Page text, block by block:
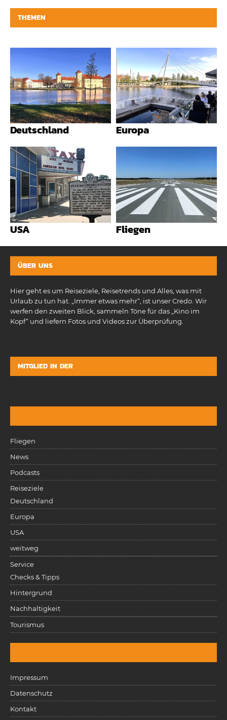
THEMEN
Deutschland Europa
USA Fliegen
ÜBER UNS
Hier geht es um Reiseziele, Reisetrends und Alles, was mit
Urlaub zu tun hat. „Immer etwas mehr“, ist unser Credo. Wir
werfen den zweiten Blick, sammeln Töne für das „Kino im
Kopf“ und liefern Fotos und Videos zur Überprüfung.
MITGLIED IN DER
Fliegen
News
Podcasts
Reiseziele
Deutschland
Europa
USA
weitweg
Service
Checks & Tipps
Hintergrund
Nachhaltigkeit
Tourismus
Impressum
Datenschutz
Kontakt